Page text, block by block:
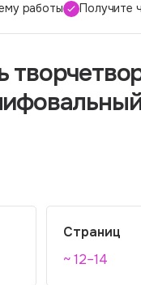
работы Получите
Страниц
~ 12–14